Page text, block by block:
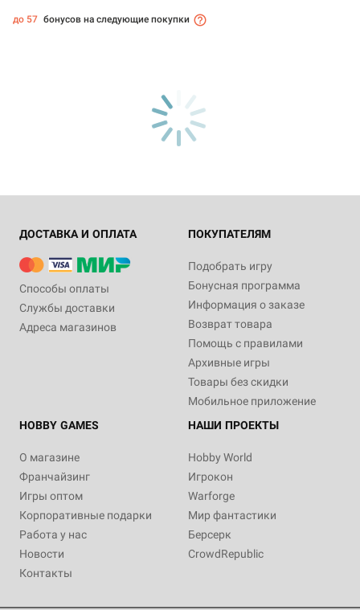
до 57 бонусов на следующие покупки
ДОСТАВКА И ОПЛАТА
Способы оплаты
Службы доставки
Адреса магазинов
ПОКУПАТЕЛЯМ
Подобрать игру
Бонусная программа
Информация о заказе
Возврат товара
Помощь с правилами
Архивные игры
Товары без скидки
Мобильное приложение
HOBBY GAMES
О магазине
Франчайзинг
Игры оптом
Корпоративные подарки
Работа у нас
Новости
Контакты
НАШИ ПРОЕКТЫ
Hobby World
Игрокон
Warforge
Мир фантастики
Берсерк
CrowdRepublic